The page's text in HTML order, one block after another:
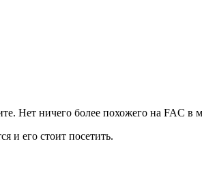
Нет ничего более похожего на FAC в
и его стоит посетить.